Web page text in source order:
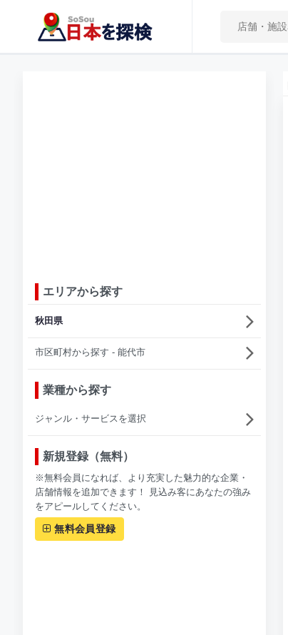
エリアから探す
秋田県
市区町村から探す - 能代市
業種から探す
ジャンル・サービスを選択
新規登録（無料）
※無料会員になれば、より充実した魅力的な企業・
店舗情報を追加できます！ 見込み客にあなたの強み
をアピールしてください。
無料会員登録